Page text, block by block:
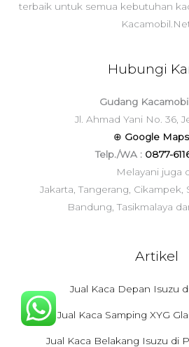
terbaik untuk semua kebutuhan
Hubungi
Gudang
Jl. Ahmad Yani No. 36,
⊕ Google Maps
Telp./WA : 0877-
Melayani juga
Jakarta, Tangerang, Cikampek,
Bandung, Tasikmalaya
Artikel
Jual Kaca Depan Isuzu
Jual Kaca Samping XYG
Jual Kaca Belakang Isuzu di